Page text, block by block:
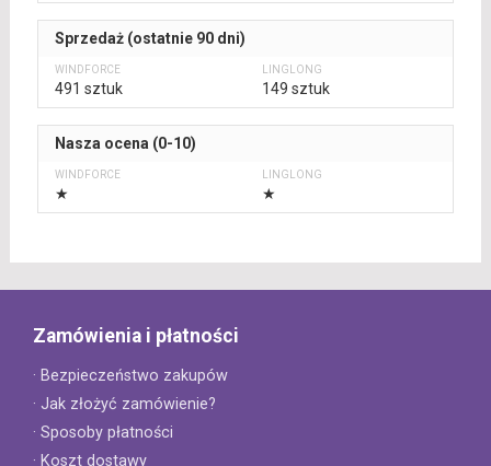
Sprzedaż (ostatnie 90 dni)
491 sztuk 149 sztuk
Nasza ocena (0-10)
★ ★
Zamówienia i płatności
· Bezpieczeństwo zakupów
· Jak złożyć zamówienie?
· Sposoby płatności
· Koszt dostawy